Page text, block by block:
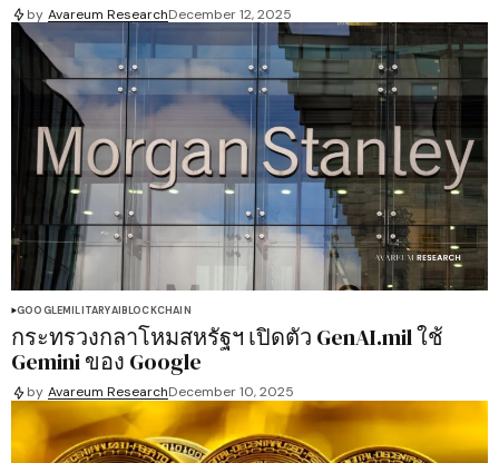
by Avareum ResearchDecember 12, 2025
GOOGLEMILITARYAIBLOCKCHAIN
กระทรวงกลาโหมสหรัฐฯ เปิดตัว GenAI.mil ใช้
Gemini ของ Google
by Avareum ResearchDecember 10, 2025